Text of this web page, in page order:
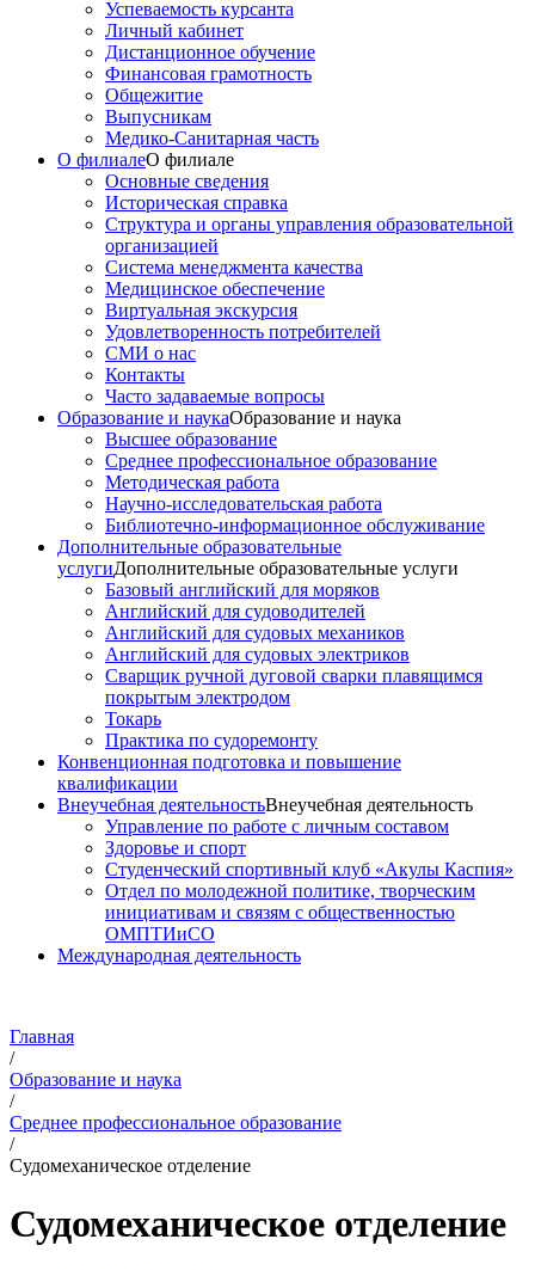
Успеваемость курсанта
Личный кабинет
Дистанционное обучение
Финансовая грамотность
Общежитие
Выпусникам
Медико-Санитарная часть
О филиалеО филиале
Основные сведения
Историческая справка
Структура и органы управления образовательной
организацией
Система менеджмента качества
Медицинское обеспечение
Виртуальная экскурсия
Удовлетворенность потребителей
СМИ о нас
Контакты
Часто задаваемые вопросы
Образование и наукаОбразование и наука
Высшее образование
Среднее профессиональное образование
Методическая работа
Научно-исследовательская работа
Библиотечно-информационное обслуживание
Дополнительные образовательные
услугиДополнительные образовательные услуги
Базовый английский для моряков
Английский для судоводителей
Английский для судовых механиков
Английский для судовых электриков
Cварщик ручной дуговой сварки плавящимся
покрытым электродом
Токарь
Практика по судоремонту
Конвенционная подготовка и повышение
квалификации
Внеучебная деятельностьВнеучебная деятельность
Управление по работе с личным составом
Здоровье и спорт
Студенческий спортивный клуб «Акулы Каспия»
Отдел по молодежной политике, творческим
инициативам и связям с общественностью
ОМПТИиСО
Международная деятельность
Главная
/
Образование и наука
/
Среднее профессиональное образование
/
Судомеханическое отделение
Судомеханическое отделение